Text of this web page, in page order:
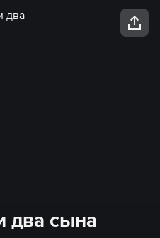
два сына